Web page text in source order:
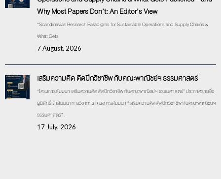
Why Most Papers Don’t: An Editor’s View
“Scandinavian Research Paradigms for Sustainable Operations and Supply Chains &
What Gets
7 August, 2026
เสริมความคิด ติดปีกวิชาชีพ กับคณะพาณิชย์ฯ ธรรมศาสตร์
“โครงการสัมมนา เสริมความคิด ติดปีกวิชาชีพ กับคณะพาณิชย์ฯ ธรรมศาสตร์” ประกาศรายชื่อ
ผู้มีสิทธิ์เข้าสัมมนาทางวิชาการ โครงการสัมมนา “เสริมความคิด ติดปีกวิชาชีพ กับคณะพาณิชย์ฯ
ธรรมศาสตร์” .
17 July, 2026